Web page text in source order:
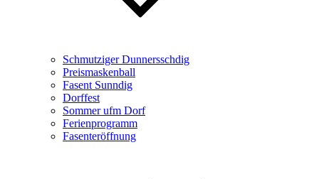
Schmutziger Dunnersschdig
Preismaskenball
Fasent Sunndig
Dorffest
Sommer ufm Dorf
Ferienprogramm
Fasenteröffnung